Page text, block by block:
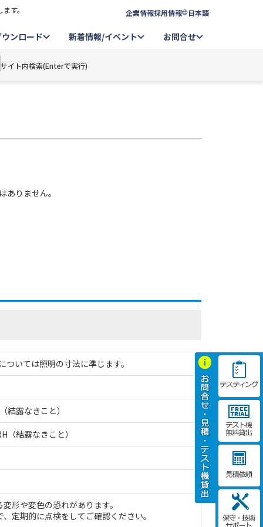
す。 企業情報採用情報 日本語
ウンロード 新着情報/イベント お問合せ
サイト内検索(Enterで実行)
りません。
いては照明の寸法に準じます。
露なきこと）
結露なきこと）
形や変色の恐れがあります。
定期的に点検をしてご確認ください。